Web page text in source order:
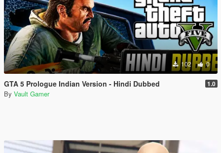
102 0
GTA 5 Prologue Indian Version - Hindi Dubbed 1.0
By Vault Gamer